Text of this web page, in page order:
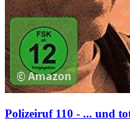
Polizeiruf 110 - ... und